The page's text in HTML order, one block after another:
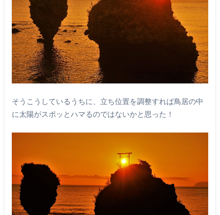
そうこうしているうちに、立ち位置を調整すれば鳥居の中
に太陽がスポッとハマるのではないかと思った！